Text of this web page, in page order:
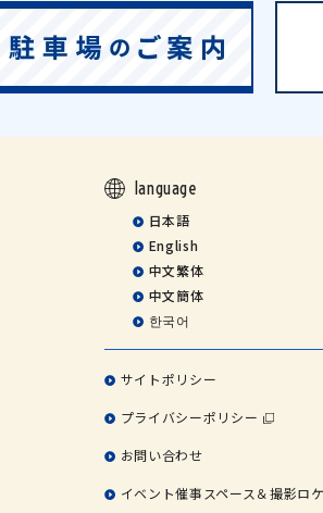
language
日本語
English
中文繁体
中文簡体
한국어
サイトポリシー
プライバシーポリシー
お問い合わせ
イベント催事スペース＆撮影ロ